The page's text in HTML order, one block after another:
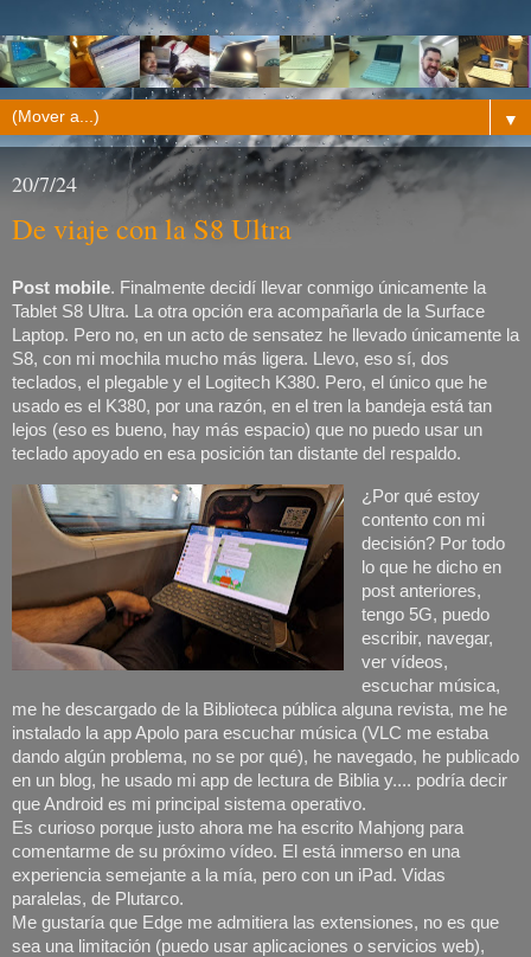
▼
20/7/24
De viaje con la S8 Ultra
Post mobile. Finalmente decidí llevar conmigo únicamente la
Tablet S8 Ultra. La otra opción era acompañarla de la Surface
Laptop. Pero no, en un acto de sensatez he llevado únicamente la
S8, con mi mochila mucho más ligera. Llevo, eso sí, dos
teclados, el plegable y el Logitech K380. Pero, el único que he
usado es el K380, por una razón, en el tren la bandeja está tan
lejos (eso es bueno, hay más espacio) que no puedo usar un
teclado apoyado en esa posición tan distante del respaldo.
¿Por qué estoy
contento con mi
decisión? Por todo
lo que he dicho en
post anteriores,
tengo 5G, puedo
escribir, navegar,
ver vídeos,
escuchar música,
me he descargado de la Biblioteca pública alguna revista, me he
instalado la app Apolo para escuchar música (VLC me estaba
dando algún problema, no se por qué), he navegado, he publicado
en un blog, he usado mi app de lectura de Biblia y.... podría decir
que Android es mi principal sistema operativo.
Es curioso porque justo ahora me ha escrito Mahjong para
comentarme de su próximo vídeo. El está inmerso en una
experiencia semejante a la mía, pero con un iPad. Vidas
paralelas, de Plutarco.
Me gustaría que Edge me admitiera las extensiones, no es que
sea una limitación (puedo usar aplicaciones o servicios web),